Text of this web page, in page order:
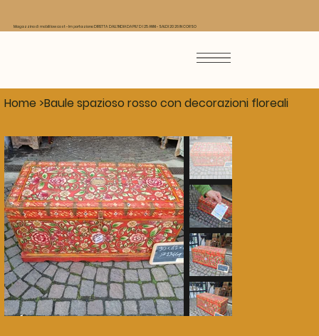
Home >Baule spazioso rosso con decorazioni floreali
Magazzino di mobili low cost - Importazione DIRETTA DALL'INDIA DA PIU' DI 25 ANNI - SALDI 2026 IN CORSO